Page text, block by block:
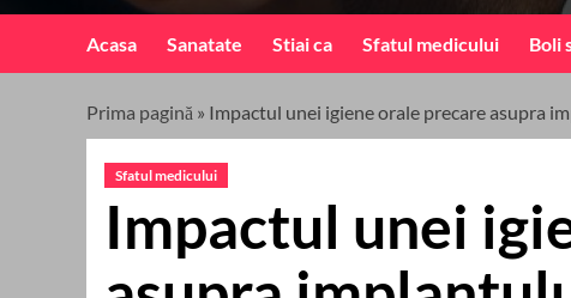
Acasa Sanatate Stiai ca Sfatul medicului Boli
Prima pagină » Impactul unei igiene orale precare asupra
Sfatul medicului
Impactul unei